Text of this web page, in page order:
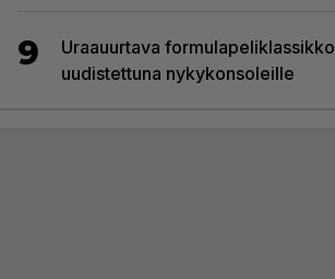
9
Uraauurtava
uudistettuna nykykonsoleille